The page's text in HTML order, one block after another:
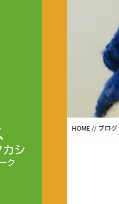
HOME // ブログ